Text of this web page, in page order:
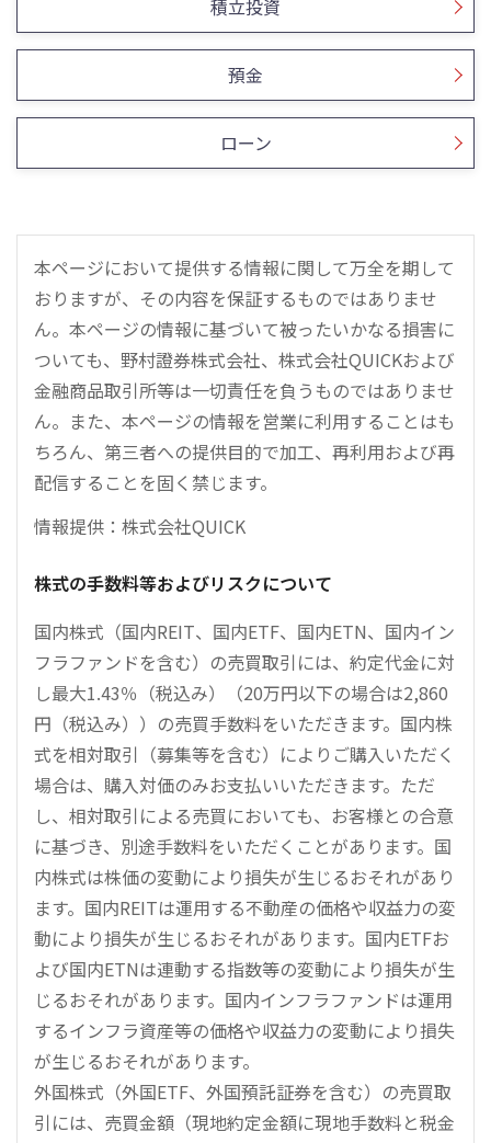
積立投資
預金
ローン
本ページにおいて提供する情報に関して万全を期して
おりますが、その内容を保証するものではありませ
ん。本ページの情報に基づいて被ったいかなる損害に
ついても、野村證券株式会社、株式会社QUICKおよび
金融商品取引所等は一切責任を負うものではありませ
ん。また、本ページの情報を営業に利用することはも
ちろん、第三者への提供目的で加工、再利用および再
配信することを固く禁じます。
情報提供：株式会社QUICK
株式の手数料等およびリスクについて
国内株式（国内REIT、国内ETF、国内ETN、国内イン
フラファンドを含む）の売買取引には、約定代金に対
し最大1.43％（税込み）（20万円以下の場合は2,860
円（税込み））の売買手数料をいただきます。国内株
式を相対取引（募集等を含む）によりご購入いただく
場合は、購入対価のみお支払いいただきます。ただ
し、相対取引による売買においても、お客様との合意
に基づき、別途手数料をいただくことがあります。国
内株式は株価の変動により損失が生じるおそれがあり
ます。国内REITは運用する不動産の価格や収益力の変
動により損失が生じるおそれがあります。国内ETFお
よび国内ETNは連動する指数等の変動により損失が生
じるおそれがあります。国内インフラファンドは運用
するインフラ資産等の価格や収益力の変動により損失
が生じるおそれがあります。
外国株式（外国ETF、外国預託証券を含む）の売買取
引には、売買金額（現地約定金額に現地手数料と税金